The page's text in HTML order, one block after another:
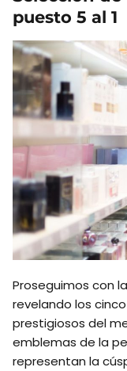
puesto 5 al 1
Proseguimos con
revelando los
prestigiosos del
emblemas de la
representan la